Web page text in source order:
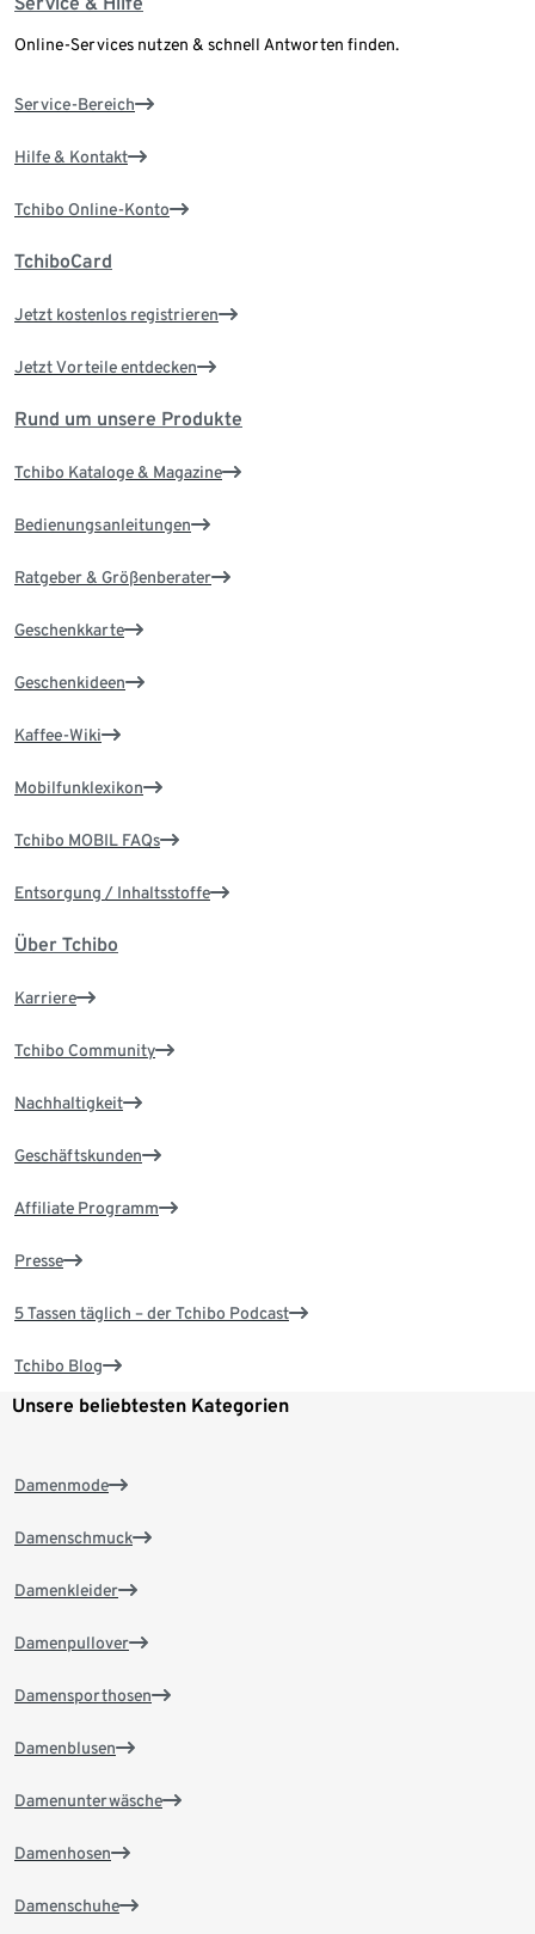
Online-Services nutzen & schnell Antworten finden.
Service-Bereich
Hilfe & Kontakt
Tchibo Online-Konto
TchiboCard
Jetzt kostenlos registrieren
Jetzt Vorteile entdecken
Rund um unsere Produkte
Tchibo Kataloge & Magazine
Bedienungsanleitungen
Ratgeber & Größenberater
Geschenkkarte
Geschenkideen
Kaffee-Wiki
Mobilfunklexikon
Tchibo MOBIL FAQs
Entsorgung / Inhaltsstoffe
Über Tchibo
Karriere
Tchibo Community
Nachhaltigkeit
Geschäftskunden
Affiliate Programm
Presse
5 Tassen täglich – der Tchibo Podcast
Tchibo Blog
Unsere beliebtesten Kategorien
Damenmode
Damenschmuck
Damenkleider
Damenpullover
Damensporthosen
Damenblusen
Damenunterwäsche
Damenhosen
Damenschuhe